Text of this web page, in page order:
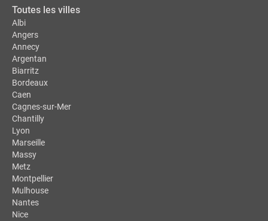
Toutes les villes
Albi
Angers
Annecy
Argentan
Biarritz
Bordeaux
Caen
Cagnes-sur-Mer
Chantilly
Lyon
Marseille
Massy
Metz
Montpellier
Mulhouse
Nantes
Nice